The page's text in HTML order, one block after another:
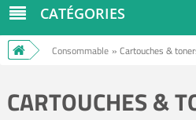
CATÉGORIES
Consommable » Cartouches &
CARTOUCHES &